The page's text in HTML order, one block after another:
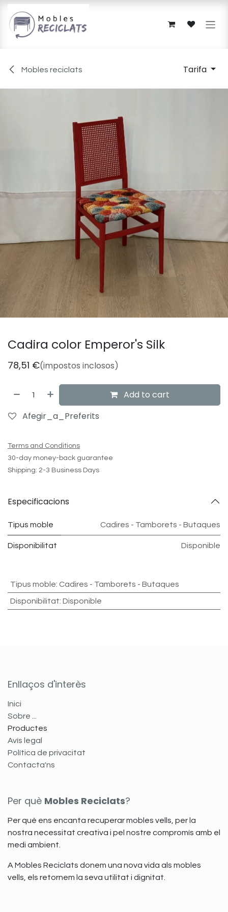
Skip to Content
Mobles reciclats Tarifa
Cadira color Emperor's Silk
78,51 €(impostos inclosos)
Add to cart
Afegir_a_Preferits
Terms and Conditions
30-day money-back guarantee
Shipping: 2-3 Business Days
Especificacions
Tipus moble Cadires - Tamborets - Butaques
Disponibilitat Disponible
Tipus moble: Cadires - Tamborets - Butaques
Disponibilitat: Disponible
Enllaços d'interès
Inici
Sobre ...
Productes
Avís legal
Política de privacitat
Contacta'ns
Per què Mobles Reciclats?
Per què ens encanta recuperar mobles vells, per la
nostra necessitat creativa i pel nostre compromís amb el
medi ambient.
A Mobles Reciclats donem una nova vida als mobles
vells, els retornem la seva utilitat i dignitat.